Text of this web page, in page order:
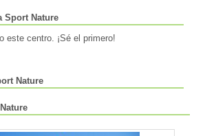
Sport Nature
este centro. ¡Sé el primero!
Nature